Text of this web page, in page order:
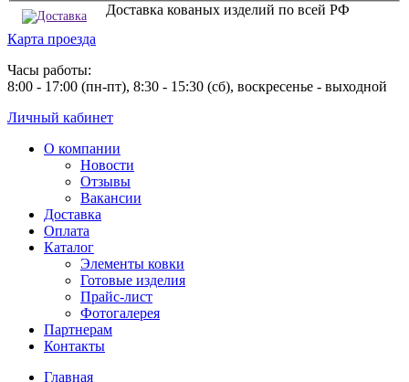
Доставка кованых изделий по всей РФ
Карта проезда
Часы работы:
8:00 - 17:00 (пн-пт), 8:30 - 15:30 (сб), воскресенье - выходной
Личный кабинет
О компании
Новости
Отзывы
Вакансии
Доставка
Оплата
Каталог
Элементы ковки
Готовые изделия
Прайс-лист
Фотогалерея
Партнерам
Контакты
Главная